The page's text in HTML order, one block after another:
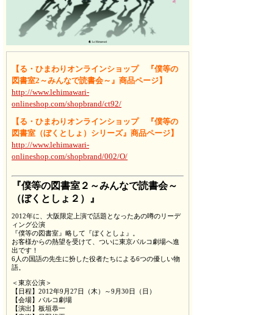
【る・ひまわりオンラインショップ 『僕等の
図書室2～みんなで読書会～ 』商品ページ】
http://www.lehimawari-
onlineshop.com/shopbrand/ct92/
【る・ひまわりオンラインショップ 『僕等の
図書室（ぼくとしょ） シリーズ』商品ページ】
http://www.lehimawari-
onlineshop.com/shopbrand/002/O/
『僕等の図書室２～みんなで読書会～
（ぼくとしょ２）』
2012年に、大阪限定上演で話題となったあの噂のリーデ
ィング公演
『僕等の図書室』略して『ぼくとしょ』。
お客様からの熱望を受けて、ついに東京パルコ劇場へ進
出です！
6人の国語の先生に扮した役者たちによる6つの優しい物
語。
＜東京公演＞
【日程】2012年9月27日（木）～9月30日（日）
【会場】パルコ劇場
【演出】板垣恭一